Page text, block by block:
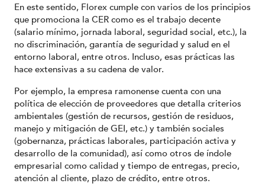
En este sentido, Florex cumple con varios de los principios
que promociona la CER como es el trabajo decente
(salario mínimo, jornada laboral, seguridad social, etc.), la
no discriminación, garantía de seguridad y salud en el
entorno laboral, entre otros. Incluso, esas prácticas las
hace extensivas a su cadena de valor.
Por ejemplo, la empresa ramonense cuenta con una
política de elección de proveedores que detalla criterios
ambientales (gestión de recursos, gestión de residuos,
manejo y mitigación de GEI, etc.) y también sociales
(gobernanza, prácticas laborales, participación activa y
desarrollo de la comunidad), así como otros de índole
empresarial como calidad y tiempo de entregas, precio,
atención al cliente, plazo de crédito, entre otros.